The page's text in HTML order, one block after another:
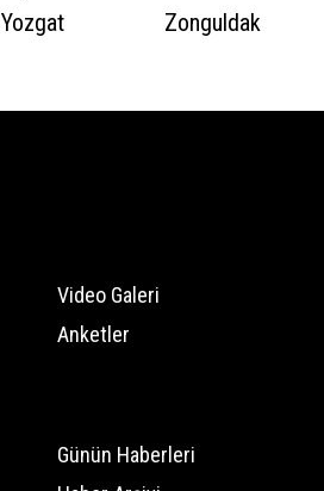
Yozgat Zonguldak
Video Galeri
Anketler
Günün Haberleri